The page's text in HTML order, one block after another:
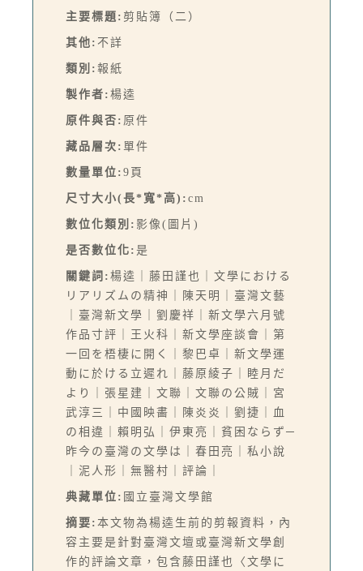
主要標題: 剪貼簿（二）
其他: 不詳
類別: 報紙
製作者: 楊逵
原件與否: 原件
藏品層次: 單件
數量單位: 9頁
尺寸大小(長*寬*高): cm
數位化類別: 影像(圖片)
是否數位化: 是
關鍵詞: 楊逵｜藤田謹也｜文學における
リアリズムの精神｜陳天明｜臺灣文藝
｜臺灣新文學｜劉慶祥｜新文學六月號
作品寸評｜王火科｜新文學座談會｜第
一回を梧棲に開く｜黎巴卓｜新文學運
動に於ける立遲れ｜藤原綾子｜睦月だ
より｜張星建｜文聯｜文聯の公賊｜宮
武淳三｜中國映畵｜陳炎炎｜劉捷｜血
の相違｜賴明弘｜伊東亮｜貧困ならず─
昨今の臺灣の文學は｜春田亮｜私小說
｜泥人形｜無醫村｜評論｜
典藏單位: 國立臺灣文學館
摘要: 本文物為楊逵生前的剪報資料，內
容主要是針對臺灣文壇或臺灣新文學創
作的評論文章，包含藤田謹也〈文學に